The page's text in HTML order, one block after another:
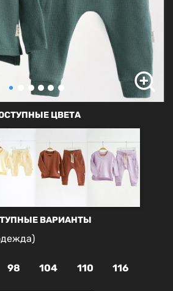
ЦВЕТА
ВАРИАНТЫ
98 104 110 116